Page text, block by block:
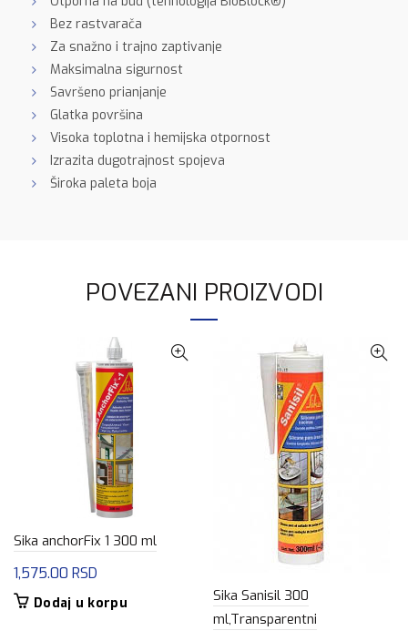
Bez rastvarača
Za snažno i trajno zaptivanje
Maksimalna sigurnost
Savršeno prianjanje
Glatka površina
Visoka toplotna i hemijska otpornost
Izrazita dugotrajnost spojeva
Široka paleta boja
POVEZANI PROIZVODI
Sika anchorFix 1 300 ml
1,575.00 RSD
Dodaj u korpu
Sika Sanisil 300
ml,Transparentni